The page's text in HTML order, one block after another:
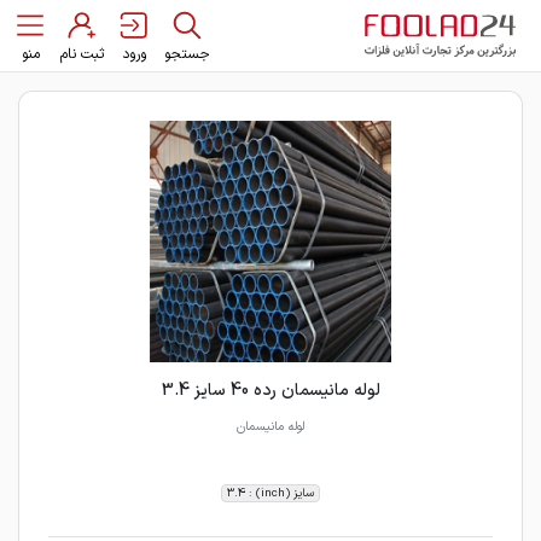
جستجو ورود ثبت نام منو
لوله مانیسمان رده 40 سایز 3.4
لوله مانیسمان
سایز (inch) : 3.4